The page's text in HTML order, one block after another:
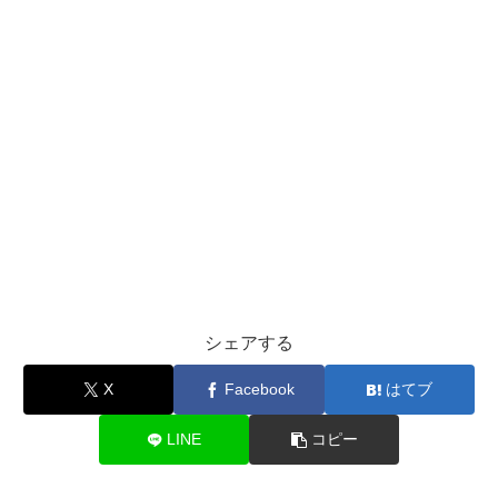
シェアする
X Facebook はてブ
LINE コピー